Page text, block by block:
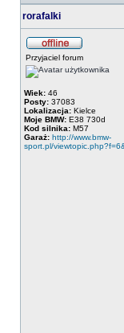
rorafalki
Przyjaciel forum
Wiek: 46
Posty: 37083
Lokalizacja: Kielce
Moje BMW: E38 730d
Kod silnika: M57
Garaż: http://www.bmw-
sport.pl/